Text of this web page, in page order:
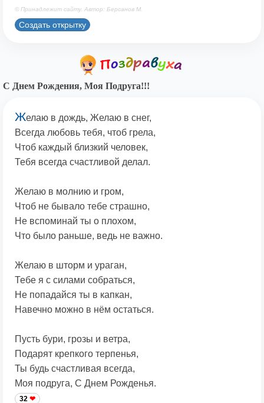
© Принадлежит сайту. Автор: Берсанов М.
Создать открытку
С Днем Рождения, Моя Подруга!!!
Желаю в дождь, Желаю в снег,
Всегда любовь тебя, чтоб грела,
Чтоб каждый близкий человек,
Тебя всегда счастливой делал.
Желаю в молнию и гром,
Чтоб не бывало тебе страшно,
Не вспоминай ты о плохом,
Что было раньше, ведь не важно.
Желаю в шторм и ураган,
Тебе я с силами собраться,
Не попадайся ты в капкан,
Навечно можно в нём остаться.
Пусть бури, грозы и ветра,
Подарят крепкого терпенья,
Ты будь счастливая всегда,
Моя подруга, С Днем Рожденья.
32